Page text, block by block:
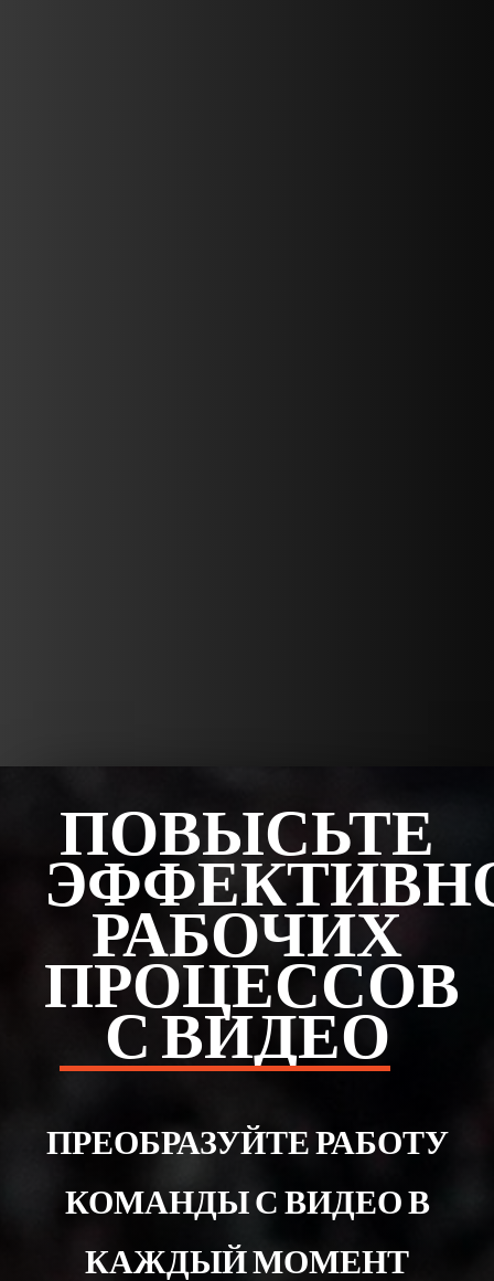
ПОВЫСЬТЕ
РАБОЧИХ
ПРОЦЕССОВ
С ВИДЕО
ПРЕОБРАЗУЙТЕ РАБОТУ
КОМАНДЫ С ВИДЕО В
КАЖДЫЙ МОМЕНТ